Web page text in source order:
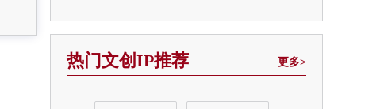
热门文创IP推荐 更多>